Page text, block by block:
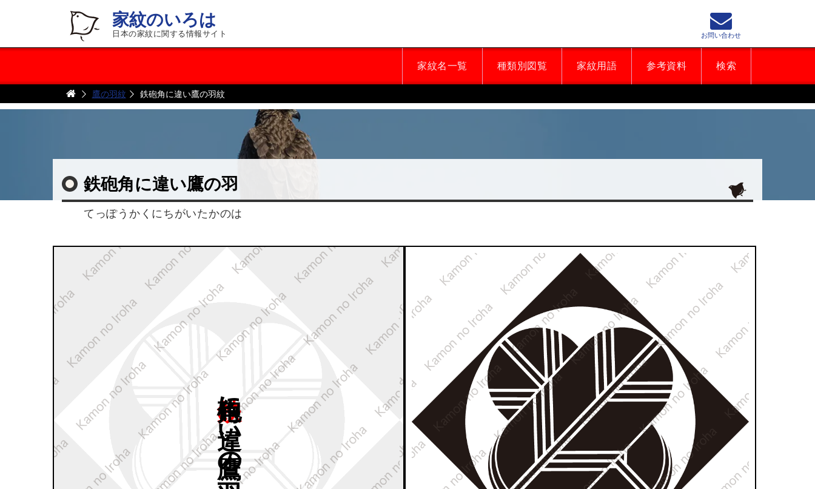
家紋のいろは
日本の家紋に関する情報サイト
家紋名一覧 種類別図覧 家紋用語 参考資料 検索
お問い合わせ
鷹の羽紋 鉄砲角に違い鷹の羽紋
鉄砲角に違い鷹の羽
てっぽうかくにちがいたかのは
羽